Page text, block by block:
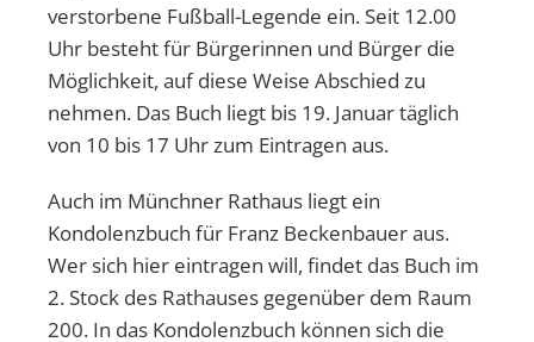
verstorbene Fußball-Legende ein. Seit 12.00
Uhr besteht für Bürgerinnen und Bürger die
Möglichkeit, auf diese Weise Abschied zu
nehmen. Das Buch liegt bis 19. Januar täglich
von 10 bis 17 Uhr zum Eintragen aus.
Auch im Münchner Rathaus liegt ein
Kondolenzbuch für Franz Beckenbauer aus.
Wer sich hier eintragen will, findet das Buch im
2. Stock des Rathauses gegenüber dem Raum
200. In das Kondolenzbuch können sich die